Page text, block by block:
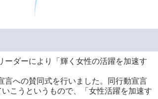
ダーにより「輝く女性の活躍を加速す
言への賛同式を行いました。同行動宣言
こうというもので、「女性活躍を加速す